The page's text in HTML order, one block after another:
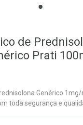
de
Prati
Genérico
toda segurança e